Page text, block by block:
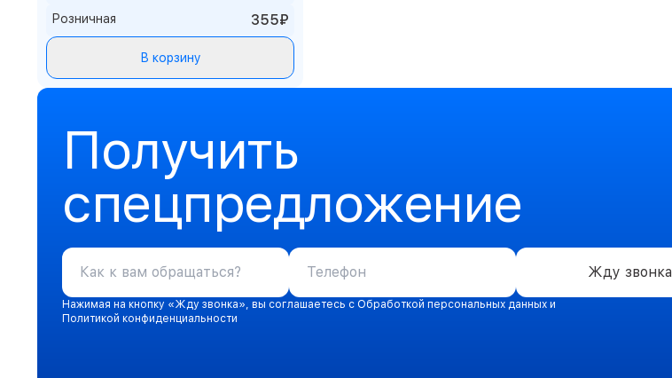
Розничная 355₽
В корзину
Получить
спецпредложение
Жду звонка
Нажимая на кнопку «Жду звонка», вы соглашаетесь с Обработкой персональных данных и
Политикой конфиденциальности